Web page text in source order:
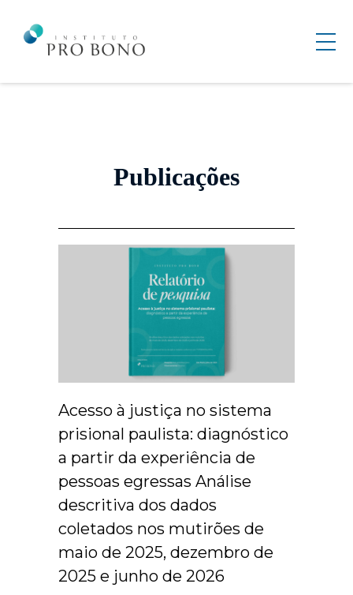
Publicações
Acesso à justiça no sistema
prisional paulista: diagnóstico
a partir da experiência de
pessoas egressas Análise
descritiva dos dados
coletados nos mutirões de
maio de 2025, dezembro de
2025 e junho de 2026